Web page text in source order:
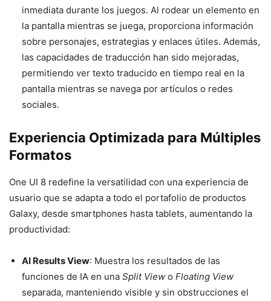
inmediata durante los juegos. Al rodear un elemento en
la pantalla mientras se juega, proporciona información
sobre personajes, estrategias y enlaces útiles. Además,
las capacidades de traducción han sido mejoradas,
permitiendo ver texto traducido en tiempo real en la
pantalla mientras se navega por artículos o redes
sociales.
Experiencia Optimizada para Múltiples
Formatos
One UI 8 redefine la versatilidad con una experiencia de
usuario que se adapta a todo el portafolio de productos
Galaxy, desde smartphones hasta tablets, aumentando la
productividad:
AI Results View: Muestra los resultados de las
funciones de IA en una Split View o Floating View
separada, manteniendo visible y sin obstrucciones el